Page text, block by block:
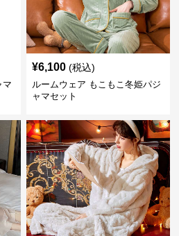
マ
¥6,100 (税込)
ルームウェア もこもこ冬姫パジ
ャマセット